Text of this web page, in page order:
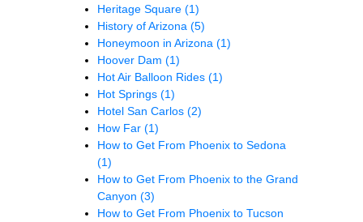
Heritage Square (1)
History of Arizona (5)
Honeymoon in Arizona (1)
Hoover Dam (1)
Hot Air Balloon Rides (1)
Hot Springs (1)
Hotel San Carlos (2)
How Far (1)
How to Get From Phoenix to Sedona
(1)
How to Get From Phoenix to the Grand
Canyon (3)
How to Get From Phoenix to Tucson